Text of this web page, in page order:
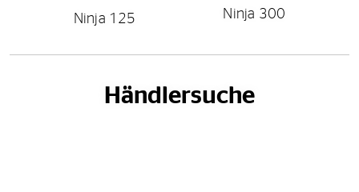
Ninja 125 Ninja 300
Händlersuche